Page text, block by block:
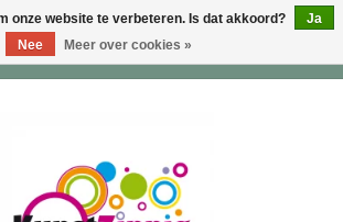
onze website te verbeteren. Is dat akkoord?
Ja
Nee
Meer over cookies »